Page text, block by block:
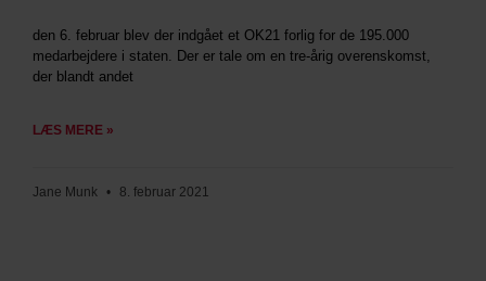
den 6. februar blev der indgået et OK21 forlig for de 195.000
medarbejdere i staten. Der er tale om en tre-årig overenskomst,
der blandt andet
LÆS MERE »
Jane Munk 8. februar 2021